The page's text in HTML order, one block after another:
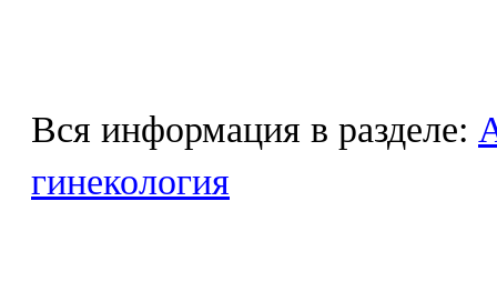
Вся информация в разделе:
гинекология